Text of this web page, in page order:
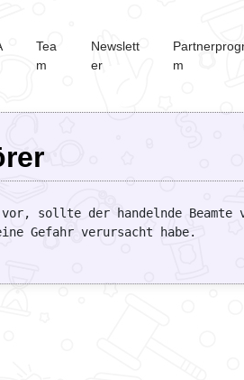
Tea
m
Newslett
er
m
sollte der handelnde Beamte
Gefahr verursacht habe.